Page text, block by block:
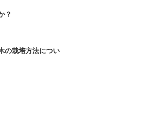
？
の栽培方法につい